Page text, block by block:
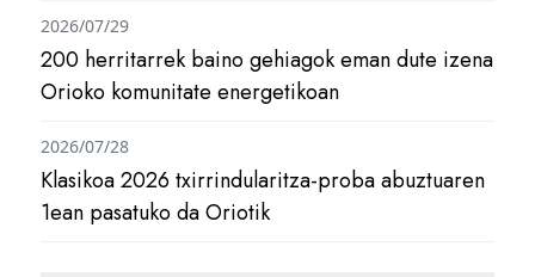
200 herritarrek baino gehiagok eman dute izena
Orioko komunitate energetikoan
2026/07/29
Klasikoa 2026 txirrindularitza-proba abuztuaren
1ean pasatuko da Oriotik
2026/07/28